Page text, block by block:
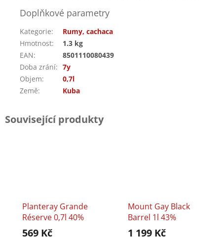
Doplňkové parametry
Kategorie:
Rumy, cachaca
Hmotnost:
1.3 kg
EAN:
8501110080439
Doba zrání: 7y
Objem:
0,7l
Země: Kuba
Související produkty
Planteray Grande
Réserve 0,7l 40%
569 Kč
Mount Gay Black
Barrel 1l 43%
1 199 Kč